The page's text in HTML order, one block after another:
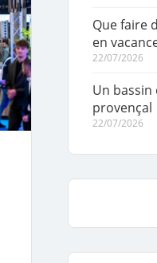
Que faire
en
22/07/2026
Un
provençal
22/07/2026